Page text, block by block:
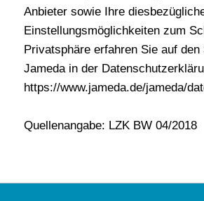
Anbieter sowie Ihre
Einstellungsmöglichkeiten zum
Privatsphäre erfahren Sie auf den
Jameda in der
https://www.jameda.de/jameda/
Quellenangabe: LZK BW 04/2018